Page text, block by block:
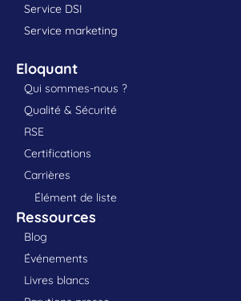
Service DSI
Service marketing
Eloquant
Qui sommes-nous ?
Qualité & Sécurité
RSE
Certifications
Carrières
Élément de liste
Ressources
Blog
Événements
Livres blancs